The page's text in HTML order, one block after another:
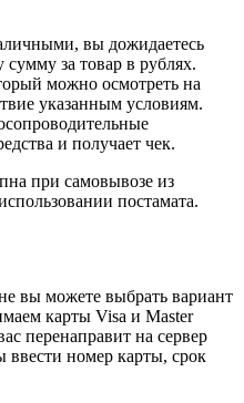
вы дожидаетесь
сумму за товар в рублях.
можно осмотреть на
указанным условиям.
и получает чек.
при самовывозе из
постамата.
вы можете выбрать вариант
карты Visa и Master
перенаправит на сервер
номер карты, срок